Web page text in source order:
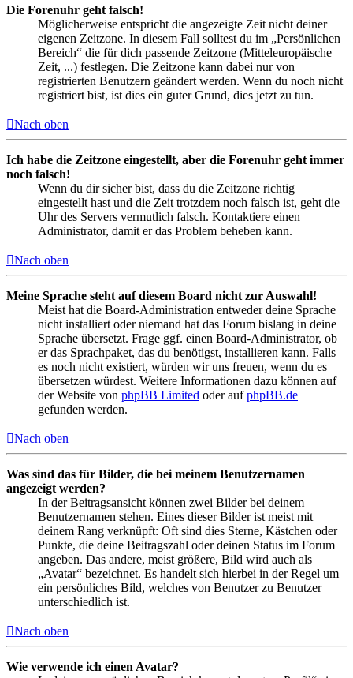
Die Forenuhr geht falsch!
Möglicherweise entspricht die angezeigte Zeit nicht deiner
eigenen Zeitzone. In diesem Fall solltest du im „Persönlichen
Bereich“ die für dich passende Zeitzone (Mitteleuropäische
Zeit, ...) festlegen. Die Zeitzone kann dabei nur von
registrierten Benutzern geändert werden. Wenn du noch nicht
registriert bist, ist dies ein guter Grund, dies jetzt zu tun.
Nach oben
Ich habe die Zeitzone eingestellt, aber die Forenuhr geht immer
noch falsch!
Wenn du dir sicher bist, dass du die Zeitzone richtig
eingestellt hast und die Zeit trotzdem noch falsch ist, geht die
Uhr des Servers vermutlich falsch. Kontaktiere einen
Administrator, damit er das Problem beheben kann.
Nach oben
Meine Sprache steht auf diesem Board nicht zur Auswahl!
Meist hat die Board-Administration entweder deine Sprache
nicht installiert oder niemand hat das Forum bislang in deine
Sprache übersetzt. Frage ggf. einen Board-Administrator, ob
er das Sprachpaket, das du benötigst, installieren kann. Falls
es noch nicht existiert, würden wir uns freuen, wenn du es
übersetzen würdest. Weitere Informationen dazu können auf
der Website von phpBB Limited oder aufphpBB.de
gefunden werden.
Nach oben
Was sind das für Bilder, die bei meinem Benutzernamen
angezeigt werden?
In der Beitragsansicht können zwei Bilder bei deinem
Benutzernamen stehen. Eines dieser Bilder ist meist mit
deinem Rang verknüpft: Oft sind dies Sterne, Kästchen oder
Punkte, die deine Beitragszahl oder deinen Status im Forum
angeben. Das andere, meist größere, Bild wird auch als
„Avatar“ bezeichnet. Es handelt sich hierbei in der Regel um
ein persönliches Bild, welches von Benutzer zu Benutzer
unterschiedlich ist.
Nach oben
Wie verwende ich einen Avatar?